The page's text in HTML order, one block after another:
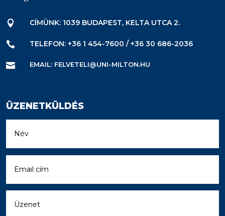
 CÍMÜNK: 1039 BUDAPEST, KELTA UTCA 2.
 TELEFON: +36 1 454-7600 / +36 30 686-2036
 EMAIL: FELVETELI@UNI-MILTON.HU
ÜZENETKÜLDÉS